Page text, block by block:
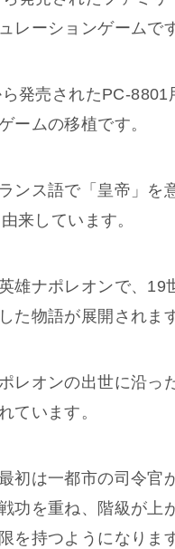
レーションゲームで
発売されたPC-8801
ームの移植です。
ンス語で「皇帝」を
来しています。
雄ナポレオンで、19
た物語が展開されま
レオンの出世に沿っ
ています。
初は一都市の司令官
功を重ね、階級が上
を持つようになりま